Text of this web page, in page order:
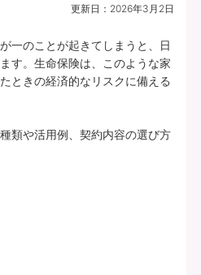
更新日： 2026年3月2日
一のことが起きてしまうと、日
す。生命保険は、このような家
ときの経済的なリスクに備える
類や活用例、契約内容の選び方